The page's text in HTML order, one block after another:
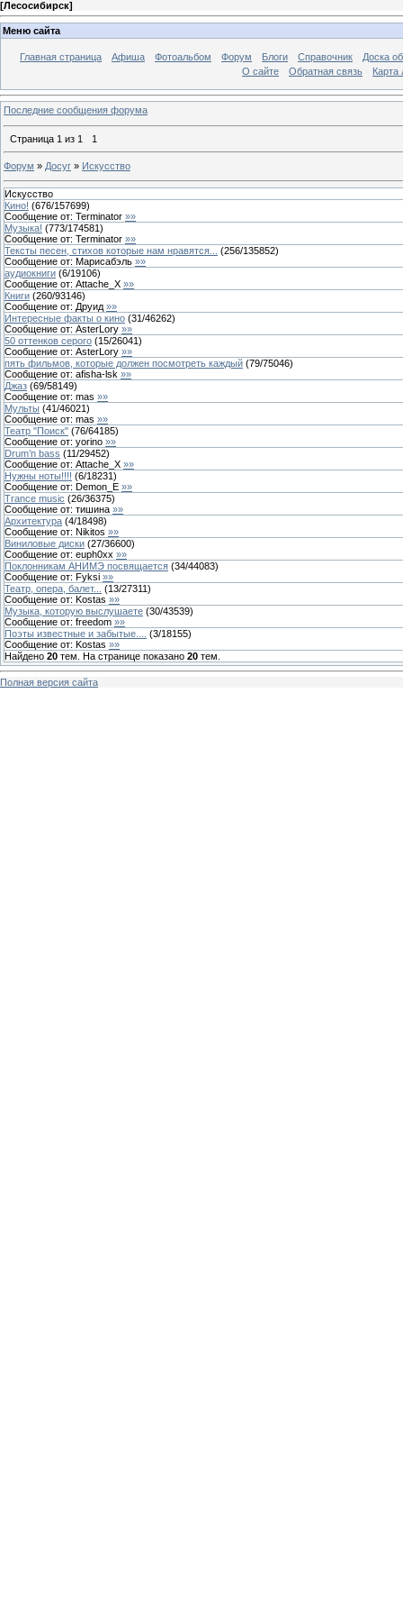
[Лесосибирск]
Меню сайта
Главная страница Афиша Фотоальбом Форум Блоги Справочник
Доска
О сайте
Обратная связь Карта
Последние сообщения форума
Страница 1 из 1 1
Форум » Досуг » Искусство
Искусство
Кино! (676/157699)
Сообщение от: Terminator »»
Музыка! (773/174581)
Сообщение от: Terminator »»
Тексты песен, стихов которые нам нравятся...
(256/135852)
Сообщение от: Марисабэль »»
аудиокниги (6/19106)
Сообщение от: Attache_X »»
Книги (260/93146)
Сообщение от: Друид »»
Интересные факты о кино (31/46262)
Сообщение от: AsterLory »»
50 оттенков серого (15/26041)
Сообщение от: AsterLory »»
пять фильмов, которые должен посмотреть каждый (79/75046)
Сообщение от: afisha-lsk »»
Джаз (69/58149)
Сообщение от: mas »»
Мульты (41/46021)
Сообщение от: mas »»
Театр "Поиск" (76/64185)
Сообщение от: yorino »»
Drum’n bass (11/29452)
Сообщение от: Attache_X »»
Нужны ноты!!!! (6/18231)
Сообщение от: Demon_E »»
Trance music (26/36375)
Сообщение от: тишина »»
Архитектура (4/18498)
Сообщение от: Nikitos »»
Виниловые диски (27/36600)
Сообщение от: euph0xx »»
Поклонникам АНИМЭ посвящается (34/44083)
Сообщение от: Fyksi »»
Театр, опера, балет...
(13/27311)
Сообщение от: Kostas »»
Музыка, которую выслушаете (30/43539)
Сообщение от: freedom »»
Поэты известные и забытые....
(3/18155)
Сообщение от: Kostas »»
Найдено 20 тем. На странице показано 20 тем.
Полная версия сайта